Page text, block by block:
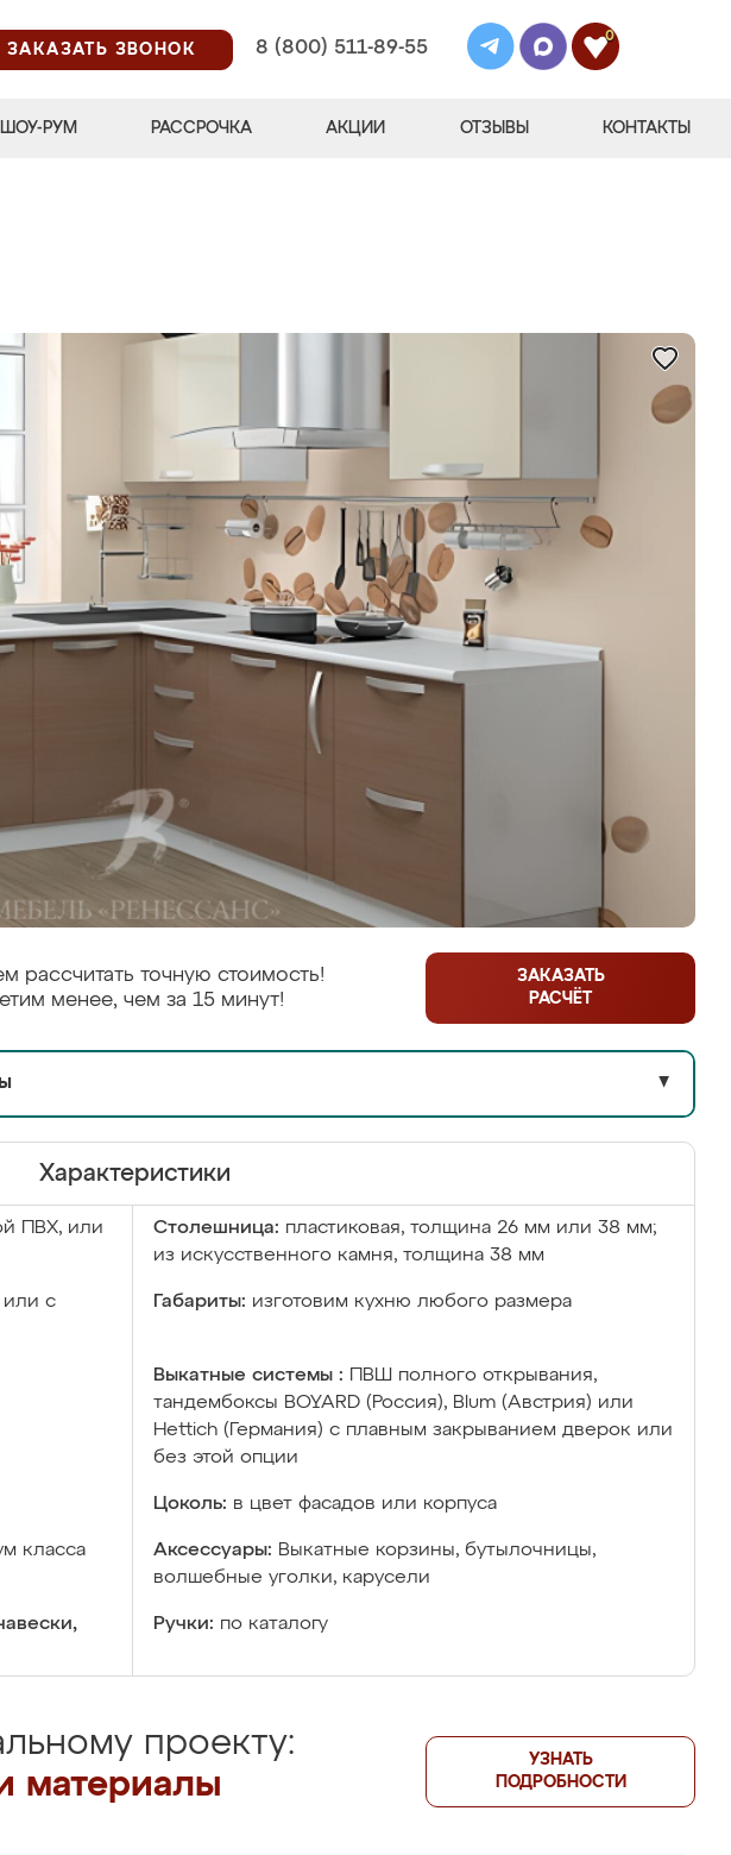
ЗАКАЗАТЬ ЗВОНОК
8 (800) 511-89-55
0
ШОУ-РУМ РАССРОЧКА АКЦИИ ОТЗЫВЫ КОНТАКТЫ
рассчитать точную стоимость!
менее, чем за 15 минут!
ЗАКАЗАТЬ
РАСЧЁТ
▼
Характеристики
ПВХ, или
Столешница: пластиковая, толщина 26 мм или 38 мм;
из искусственного камня, толщина 38 мм
с
Габариты: изготовим кухню любого размера
Выкатные системы :
ПВШ полного открывания,
тандембоксы BOYARD (Россия), Blum (Австрия) или
Hettich (Германия) с плавным закрыванием дверок или
без этой опции
Цоколь: в цвет фасадов или корпуса
класса
Аксессуары: Выкатные корзины, бутылочницы,
волшебные уголки, карусели
Ручки: по каталогу
проекту:
материалы
УЗНАТЬ
ПОДРОБНОСТИ